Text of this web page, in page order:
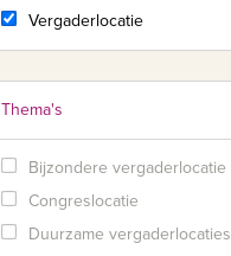
Vergaderlocatie
Thema's
Bijzondere vergaderlocatie
Congreslocatie
Duurzame vergaderlocaties